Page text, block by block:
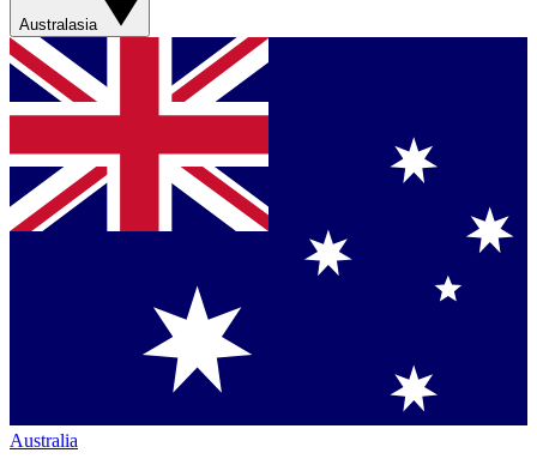
Australasia
Australia